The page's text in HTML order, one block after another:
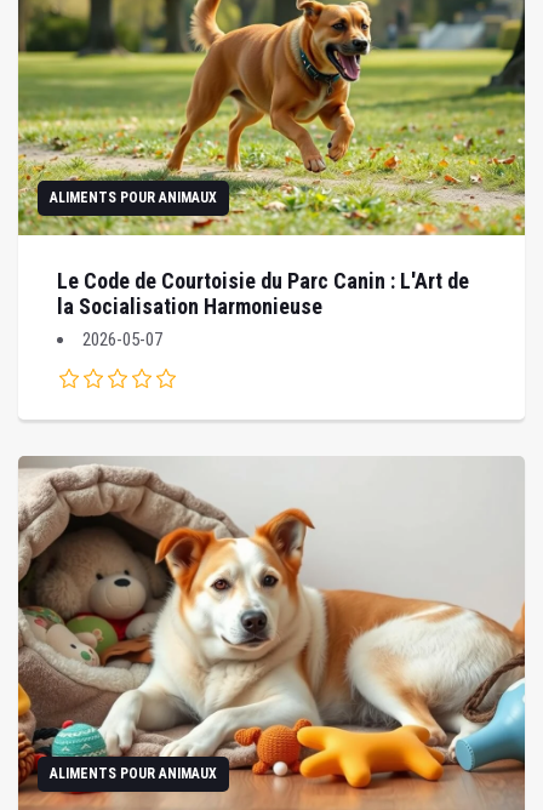
ALIMENTS POUR ANIMAUX
Le Code de Courtoisie du Parc Canin : L'Art de
la Socialisation Harmonieuse
2026-05-07
ALIMENTS POUR ANIMAUX